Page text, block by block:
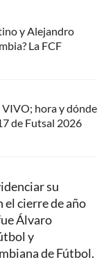
y Alejandro
La FCF
hora y dónde
de Futsal 2026
su
cierre de año
Álvaro
y
de Fútbol.